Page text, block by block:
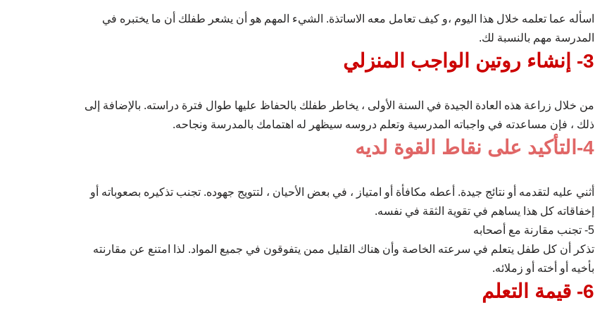
اسأله عما تعلمه خلال هذا اليوم ،و كيف تعامل معه الاساتذة. الشيء المهم هو أن يشعر طفلك أن ما يختبره في
المدرسة مهم بالنسبة لك.
3- إنشاء روتين الواجب المنزلي
من خلال زراعة هذه العادة الجيدة في السنة الأولى ، يخاطر طفلك بالحفاظ عليها طوال فترة دراسته. بالإضافة إلى
ذلك ، فإن مساعدته في واجباته المدرسية وتعلم دروسه سيظهر له اهتمامك بالمدرسة ونجاحه.
4-التأكيد على نقاط القوة لديه
أثني عليه لتقدمه أو نتائج جيدة. أعطه مكافأة أو امتياز ، في بعض الأحيان ، لتتويج جهوده. تجنب تذكيره بصعوباته أو
إخفاقاته كل هذا يساهم في تقوية الثقة في نفسه.
5- تجنب مقارنة مع أصحابه
تذكر أن كل طفل يتعلم في سرعته الخاصة وأن هناك القليل ممن يتفوقون في جميع المواد. لذا امتنع عن مقارنته
بأخيه أو أخته أو زملائه.
6- قيمة التعلم